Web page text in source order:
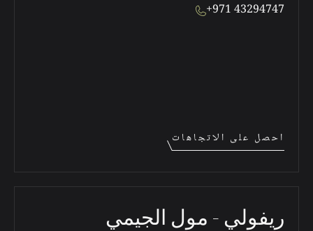
+971 43294747
احصل على الاتجاهات
ريفولي - مول الجيمي